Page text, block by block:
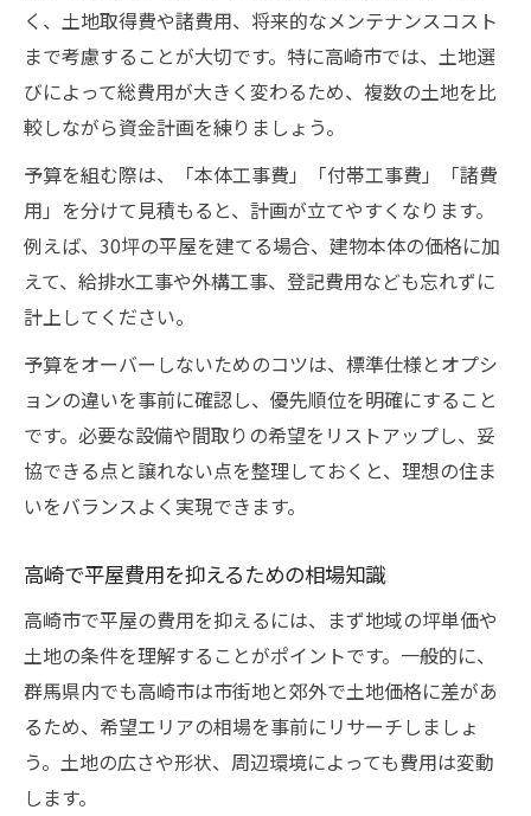
く、土地取得費や諸費用、将来的なメンテナンスコスト
まで考慮することが大切です。特に高崎市では、土地選
びによって総費用が大きく変わるため、複数の土地を比
較しながら資金計画を練りましょう。
予算を組む際は、「本体工事費」「付帯工事費」「諸費
用」を分けて見積もると、計画が立てやすくなります。
例えば、30坪の平屋を建てる場合、建物本体の価格に加
えて、給排水工事や外構工事、登記費用なども忘れずに
計上してください。
予算をオーバーしないためのコツは、標準仕様とオプシ
ョンの違いを事前に確認し、優先順位を明確にすること
です。必要な設備や間取りの希望をリストアップし、妥
協できる点と譲れない点を整理しておくと、理想の住ま
いをバランスよく実現できます。
高崎で平屋費用を抑えるための相場知識
高崎市で平屋の費用を抑えるには、まず地域の坪単価や
土地の条件を理解することがポイントです。一般的に、
群馬県内でも高崎市は市街地と郊外で土地価格に差があ
るため、希望エリアの相場を事前にリサーチしましょ
う。土地の広さや形状、周辺環境によっても費用は変動
します。